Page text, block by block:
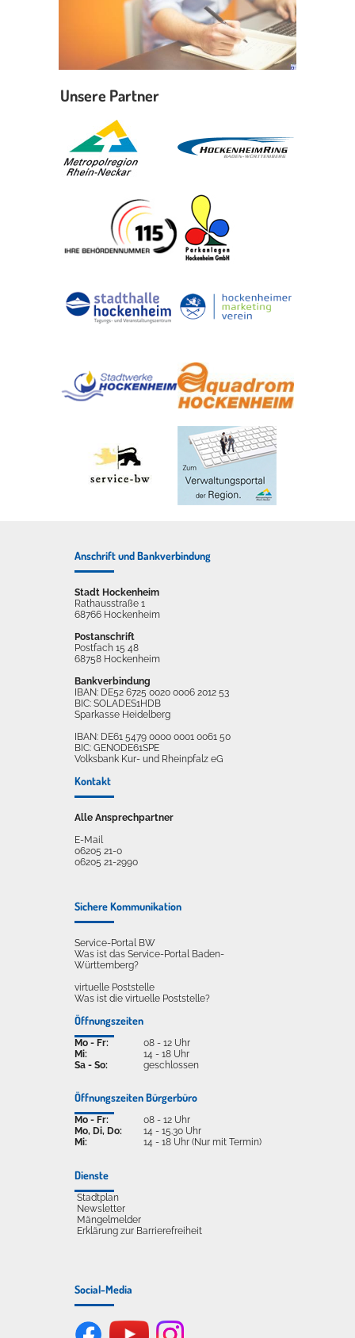
Unsere Partner
Anschrift und Bankverbindung
Stadt Hockenheim
Rathausstraße 1
68766 Hockenheim
Postanschrift
Postfach 15 48
68758 Hockenheim
Bankverbindung
IBAN: DE52 6725 0020 0006 2012 53
BIC: SOLADES1HDB
Sparkasse Heidelberg
IBAN: DE61 5479 0000 0001 0061 50
BIC: GENODE61SPE
Volksbank Kur- und Rheinpfalz eG
Kontakt
Alle Ansprechpartner
E-Mail
06205 21-0
06205 21-2990
Sichere Kommunikation
Service-Portal BW
Was ist das Service-Portal Baden-
Württemberg?
virtuelle Poststelle
Was ist die virtuelle Poststelle?
Öffnungszeiten
Mo - Fr:
Mi:
Sa - So:
08 - 12 Uhr
14 - 18 Uhr
geschlossen
Öffnungszeiten Bürgerbüro
Mo - Fr:
Mo, Di, Do:
Mi:
08 - 12 Uhr
14 - 15.30 Uhr
14 - 18 Uhr (Nur mit Termin)
Dienste
Stadtplan
Newsletter
Mängelmelder
Erklärung zur Barrierefreiheit
Social-Media